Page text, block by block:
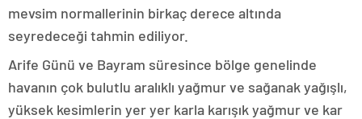
mevsim normallerinin birkaç derece altında
seyredeceği tahmin ediliyor.
Arife Günü ve Bayram süresince bölge genelinde
havanın çok bulutlu aralıklı yağmur ve sağanak yağışlı,
yüksek kesimlerin yer yer karla karışık yağmur ve kar